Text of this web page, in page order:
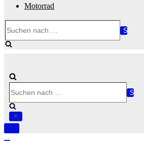
Motorrad
nach …
nach …
Navigation